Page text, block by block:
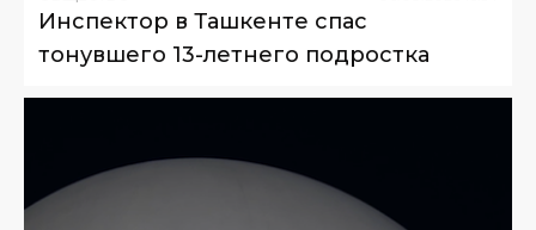
Инспектор в Ташкенте спас
тонувшего 13-летнего подростка